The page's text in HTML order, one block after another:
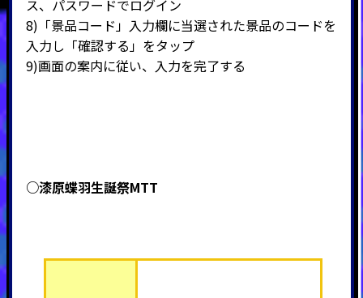
ス、パスワードでログイン
8) 「景品コード」入力欄に当選された景品のコードを
入力し「確認する」をタップ
9)画面の案内に従い、入力を完了する
○漆原蝶羽生誕祭MTT